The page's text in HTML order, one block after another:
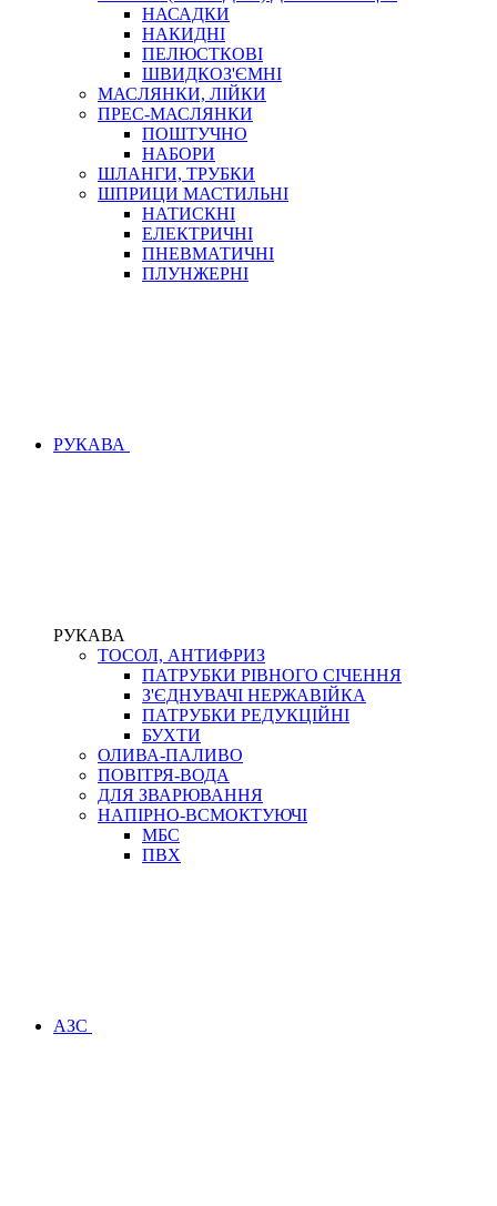
НАСАДКИ
НАКИДНІ
ПЕЛЮСТКОВІ
ШВИДКОЗ'ЄМНІ
МАСЛЯНКИ, ЛІЙКИ
ПРЕС-МАСЛЯНКИ
ПОШТУЧНО
НАБОРИ
ШЛАНГИ, ТРУБКИ
ШПРИЦИ МАСТИЛЬНІ
НАТИСКНІ
ЕЛЕКТРИЧНІ
ПНЕВМАТИЧНІ
ПЛУНЖЕРНІ
РУКАВА
РУКАВА
ТОСОЛ, АНТИФРИЗ
ПАТРУБКИ РІВНОГО СІЧЕННЯ
З'ЄДНУВАЧІ НЕРЖАВІЙКА
ПАТРУБКИ РЕДУКЦІЙНІ
БУХТИ
ОЛИВА-ПАЛИВО
ПОВІТРЯ-ВОДА
ДЛЯ ЗВАРЮВАННЯ
НАПІРНО-ВСМОКТУЮЧІ
МБС
ПВХ
АЗС